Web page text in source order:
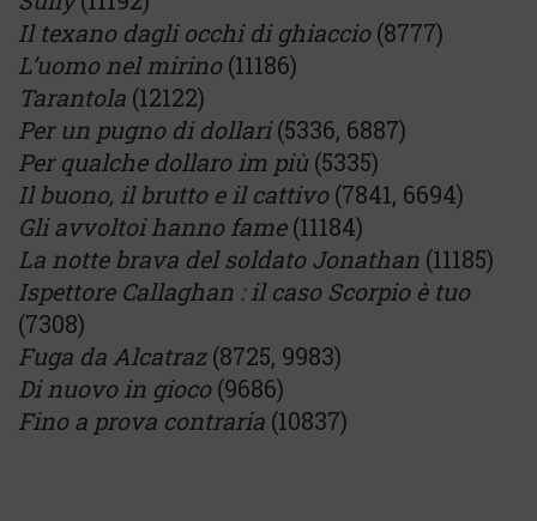
Il texano dagli occhi di ghiaccio(8777)
L’uomo nel mirino(11186)
Tarantola (12122)
Per un pugno di dollari(5336, 6887)
Per qualche dollaro im più(5335)
Il buono, il brutto e il cattivo(7841, 6694)
Gli avvoltoi hanno fame(11184)
La notte brava del soldato Jonathan (11185)
Ispettore Callaghan : il caso Scorpio è tuo
(7308)
Fuga da Alcatraz(8725, 9983)
Di nuovo in gioco(9686)
Fino a prova contraria (10837)